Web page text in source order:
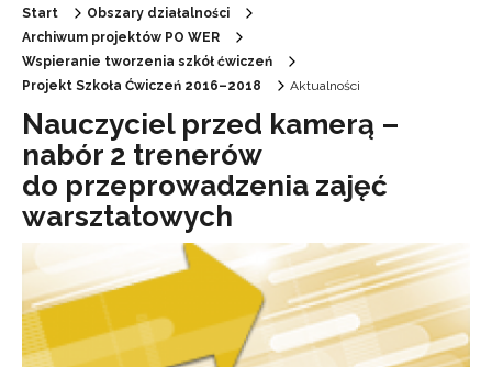
Start
Obszary działalności
Archiwum projektów PO WER
Wspieranie tworzenia szkół ćwiczeń
Projekt Szkoła Ćwiczeń 2016–2018
Aktualności
Nauczyciel przed kamerą –
nabór 2 trenerów
do przeprowadzenia zajęć
warsztatowych